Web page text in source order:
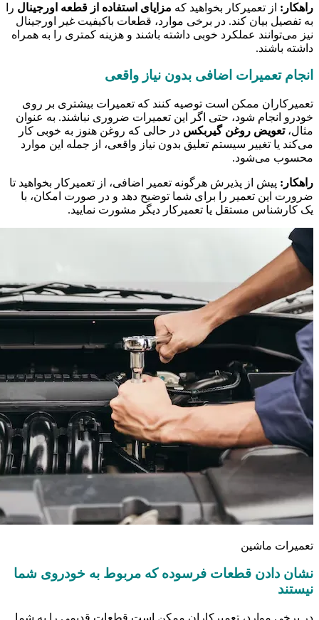
راهکار: از تعمیرکار بخواهید که مزایای استفاده از قطعه اورجینال را
به تفصیل بیان کند. در برخی موارد، قطعات باکیفیت غیر اورجینال
نیز می‌توانند عملکرد خوبی داشته باشند و هزینه کمتری را به همراه
داشته باشند.
انجام تعمیرات اضافی بدون نیاز واقعی
تعمیرکاران ممکن است توصیه کنند که تعمیرات بیشتری بر روی
خودرو انجام شود، حتی اگر این تعمیرات ضروری نباشند. به عنوان
مثال، تعویض روغن گیربکس در حالی که روغن هنوز به خوبی کار
می‌کند یا تغییر سیستم تعلیق بدون نیاز واقعی، از جمله این موارد
محسوب می‌شود.
راهکار: پیش از پذیرش هرگونه تعمیر اضافی، از تعمیرکار بخواهید تا
ضرورت این تعمیر را برای شما توضیح دهد و در صورت امکان، با
یک کارشناس مستقل یا تعمیرکار دیگر مشورت نمایید.
تعمیرات ماشین
نشان دادن قطعات فرسوده که مربوط به خودروی شما
نیستند
در برخی موارد، تعمیرکاران ممکن است قطعات قدیمی را به شما